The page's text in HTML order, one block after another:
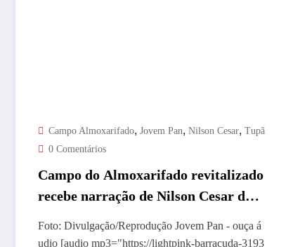
Campo Almoxarifado, Jovem Pan, Nilson Cesar, Tupã
0 Comentários
Campo do Almoxarifado revitalizado
recebe narração de Nilson Cesar da
Foto: Divulgação/Reprodução Jovem Pan - ouça á
udio [audio mp3="https://lightpink-barracuda-3193